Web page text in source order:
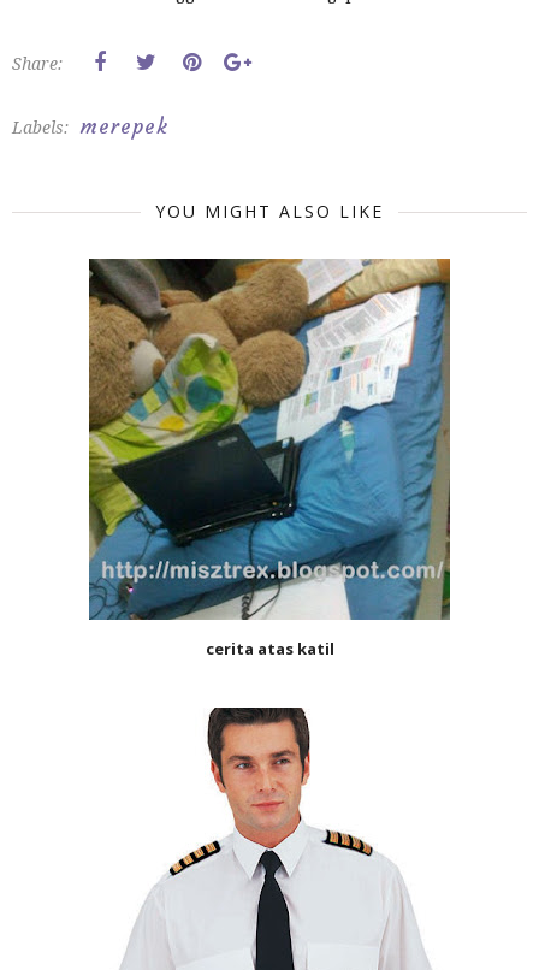
Share:
Labels: merepek
YOU MIGHT ALSO LIKE
cerita atas katil